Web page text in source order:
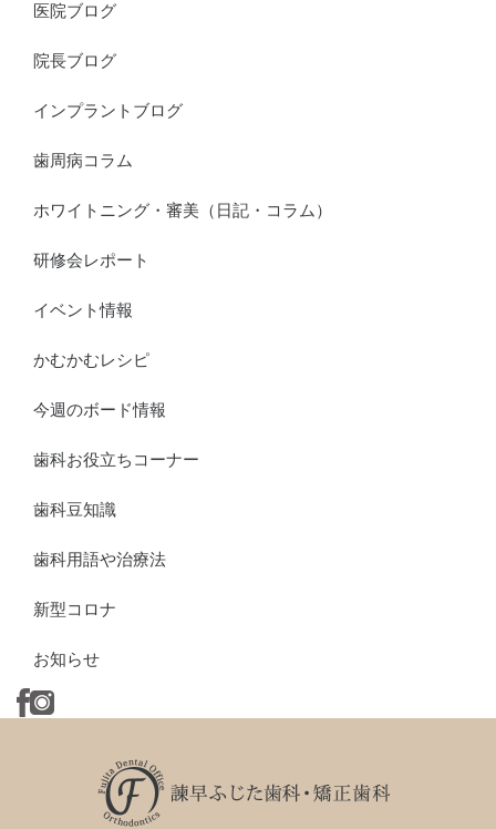
医院ブログ
院長ブログ
インプラントブログ
歯周病コラム
ホワイトニング・審美（日記・コラム）
研修会レポート
イベント情報
かむかむレシピ
今週のボード情報
歯科お役立ちコーナー
歯科豆知識
歯科用語や治療法
新型コロナ
お知らせ